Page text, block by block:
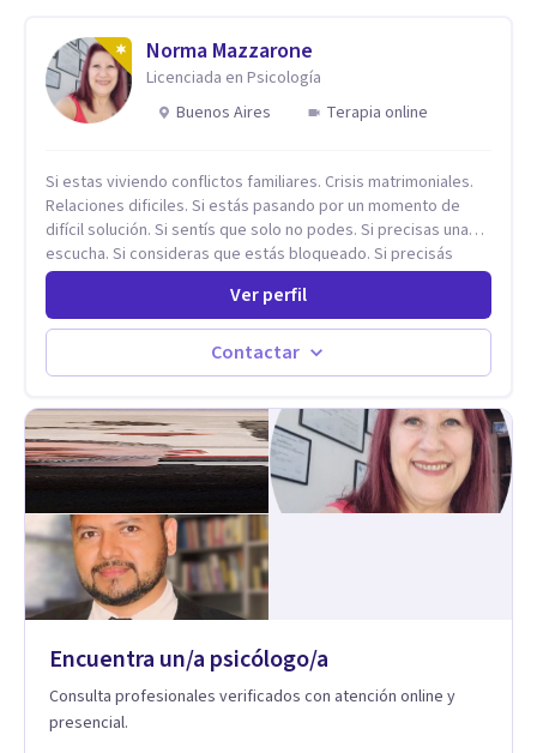
Norma Mazzarone
Licenciada en Psicología
Buenos Aires
Terapia online
Si estas viviendo conflictos familiares. Crisis matrimoniales.
Relaciones dificiles. Si estás pasando por un momento de
difícil solución. Si sentís que solo no podes. Si precisas una
escucha. Si consideras que estás bloqueado. Si precisás
comprensión. Si no logras definir proyectos, objetivos,
sueños, deseos. Si pensás que lo que te pasa no es tan
grave, pero podría ayudar. Si estás en adicciones y tu
intención es hacer algo con lo que te está pasando. No dudes
en comunicarte a fin de comenzar a resolver la situación que
Ver perfil
Contactar
Encuentra un/a psicólogo/a
Consulta profesionales verificados con atención online y
presencial.